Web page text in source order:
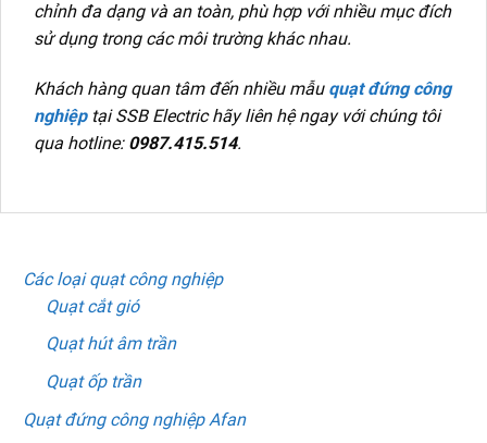
chỉnh đa dạng và an toàn, phù hợp với nhiều mục đích
sử dụng trong các môi trường khác nhau.
Khách hàng quan tâm đến nhiều mẫu quạt đứng công
nghiệptại SSB Electric hãy liên hệ ngay với chúng tôi
qua hotline: 0987.415.514.
Các loại quạt công nghiệp
Quạt cắt gió
Quạt hút âm trần
Quạt ốp trần
Quạt đứng công nghiệp Afan